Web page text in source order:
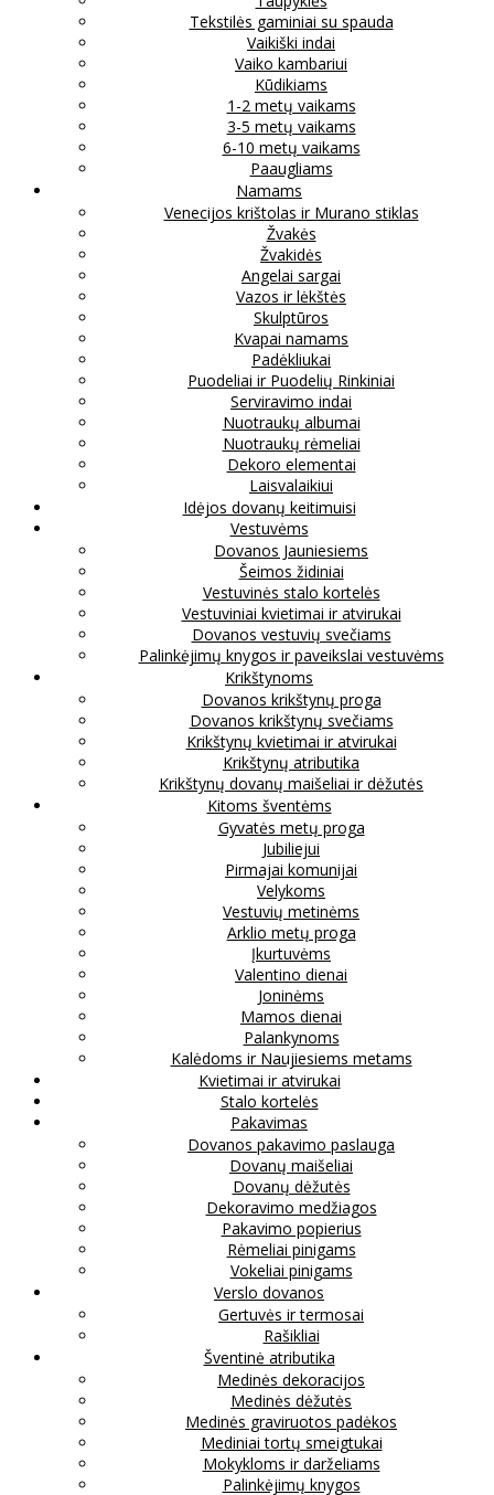
Tekstilės gaminiai su spauda
Vaikiški indai
Vaiko kambariui
Kūdikiams
1-2 metų vaikams
3-5 metų vaikams
6-10 metų vaikams
Paaugliams
Namams
Venecijos krištolas ir Murano stiklas
Žvakės
Žvakidės
Angelai sargai
Vazos ir lėkštės
Skulptūros
Kvapai namams
Padėkliukai
Puodeliai ir Puodelių Rinkiniai
Serviravimo indai
Nuotraukų albumai
Nuotraukų rėmeliai
Dekoro elementai
Laisvalaikiui
Idėjos dovanų keitimuisi
Vestuvėms
Dovanos Jauniesiems
Šeimos židiniai
Vestuvinės stalo kortelės
Vestuviniai kvietimai ir atvirukai
Dovanos vestuvių svečiams
Palinkėjimų knygos ir paveikslai vestuvėms
Krikštynoms
Dovanos krikštynų proga
Dovanos krikštynų svečiams
Krikštynų kvietimai ir atvirukai
Krikštynų atributika
Krikštynų dovanų maišeliai ir dėžutės
Kitoms šventėms
Gyvatės metų proga
Jubiliejui
Pirmajai komunijai
Velykoms
Vestuvių metinėms
Arklio metų proga
Įkurtuvėms
Valentino dienai
Joninėms
Mamos dienai
Palankynoms
Kalėdoms ir Naujiesiems metams
Kvietimai ir atvirukai
Stalo kortelės
Pakavimas
Dovanos pakavimo paslauga
Dovanų maišeliai
Dovanų dėžutės
Dekoravimo medžiagos
Pakavimo popierius
Rėmeliai pinigams
Vokeliai pinigams
Verslo dovanos
Gertuvės ir termosai
Rašikliai
Šventinė atributika
Medinės dekoracijos
Medinės dėžutės
Medinės graviruotos padėkos
Mediniai tortų smeigtukai
Mokykloms ir darželiams
Palinkėjimų knygos